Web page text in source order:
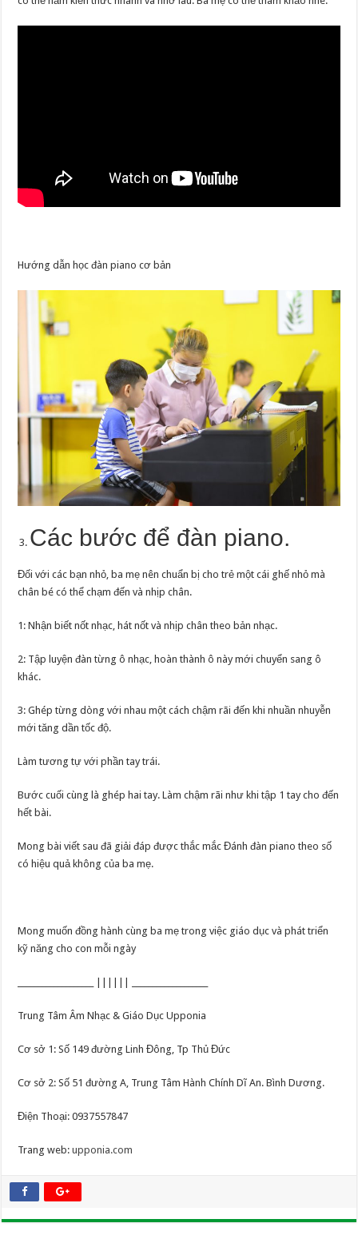
Hướng dẫn học đàn piano cơ bản
Các bước để đàn piano.
Đối với các bạn nhỏ, ba mẹ nên chuẩn bị cho trẻ một cái ghế nhỏ mà
chân bé có thể chạm đến và nhịp chân.
1: Nhận biết nốt nhạc, hát nốt và nhịp chân theo bản nhạc.
2: Tập luyện đàn từng ô nhạc, hoàn thành ô này mới chuyển sang ô
khác.
3: Ghép từng dòng với nhau một cách chậm rãi đến khi nhuần nhuyễn
mới tăng dần tốc độ.
Làm tương tự với phần tay trái.
Bước cuối cùng là ghép hai tay. Làm chậm rãi như khi tập 1 tay cho đến
hết bài.
Mong bài viết sau đã giải đáp được thắc mắc Đánh đàn piano theo số
có hiệu quả không của ba mẹ.
Mong muốn đồng hành cùng ba mẹ trong việc giáo dục và phát triển
kỹ năng cho con mỗi ngày
___________________ |||||| ___________________
Trung Tâm Âm Nhạc & Giáo Dục Upponia
Cơ sở 1: Số 149 đường Linh Đông, Tp Thủ Đức
Cơ sở 2: Số 51 đường A, Trung Tâm Hành Chính Dĩ An. Bình Dương.
Điện Thoại: 0937557847
Trang web:upponia.com